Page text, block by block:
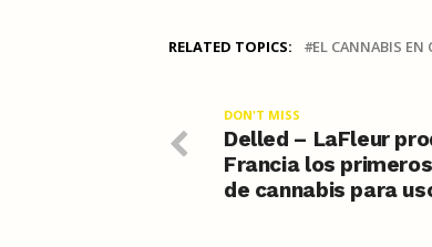
RELATED TOPICS: EL CANNABIS EN
DON'T MISS
Delled – LaFleur
Francia los
de cannabis para